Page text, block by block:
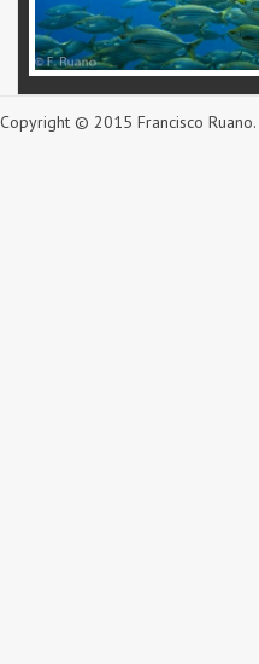
Copyright © 2015 Francisco Ruano.